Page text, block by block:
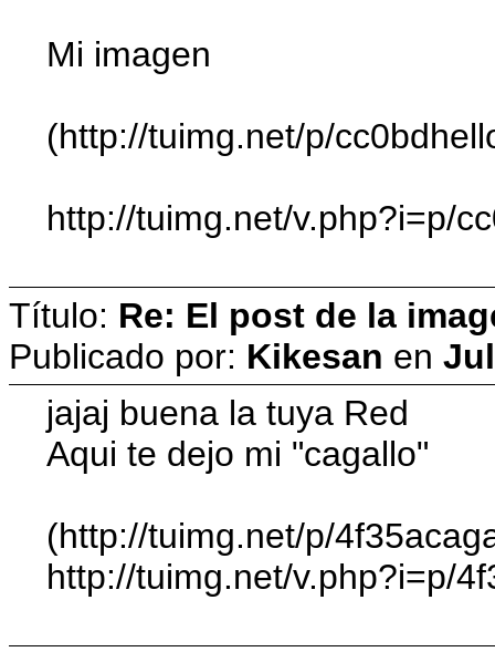
Mi imagen
(http://tuimg.net/p/
http://tuimg.net/v.php?i=p/
Título: Re: El post de la
Publicado por: Kikesan en
jajaj buena la tuya Red
Aqui te dejo mi "cagallo"
(http://tuimg.net/p/
http://tuimg.net/v.php?i=p/